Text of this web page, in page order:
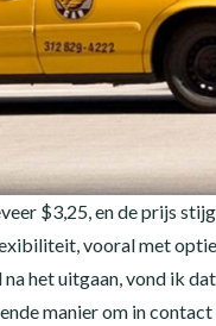
$3,25, en de prijs
vooral met
na het uitgaan, vond ik
manier om in